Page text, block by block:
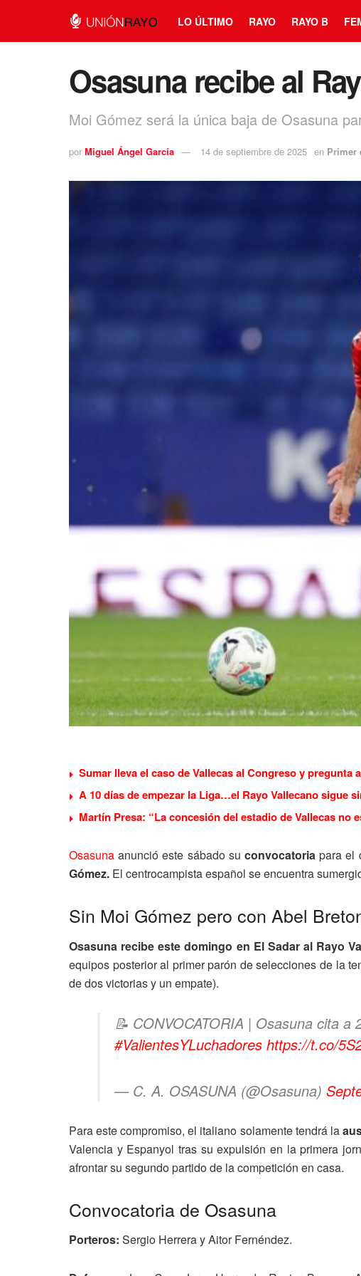
LO ÚLTIMO RAYO RAYO B
Osasuna recibe al
Moi Gómez será la única baja de Osasuna
por Miguel Ángel García 14 de septiembre de 2025 en Primer
Sumar lleva el caso de Vallecas al Congreso y pregunta
A 10 días de empezar la Liga…el Rayo Vallecano sigue
Martín Presa: “La concesión del estadio de Vallecas no
Osasuna anunció este sábado su convocatoriapara el
Gómez. El centrocampista español se encuentra
Sin Moi Gómez pero con Abel
Osasuna recibe este domingo en El Sadar al Rayo
equipos posterior al primer parón de selecciones de la
de dos victorias y un empate).
📝 CONVOCATORIA | Osasuna cita
#ValientesYLuchadores https://t.co/
— C. A. OSASUNA (@Osasuna)
Para este compromiso, el italiano solamente tendrá la
Valencia y Espanyol tras su expulsión en la primera
afrontar su segundo partido de la competición en casa.
Convocatoria de Osasuna
Porteros: Sergio Herrera y Aitor Fernéndez.